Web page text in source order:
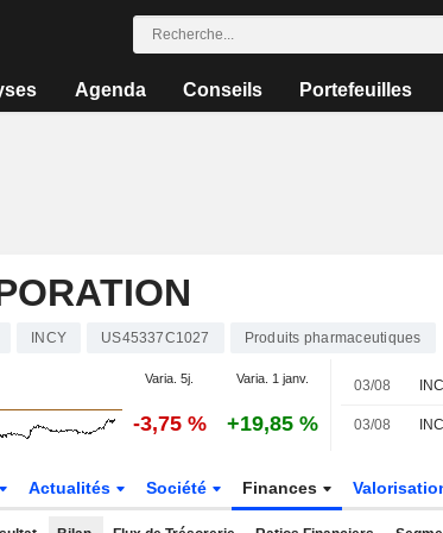
Agenda Conseils Portefeuilles
INCY US45337C1027 Produits pharmaceutiques
Varia. 5j. Varia. 1 janv.
-3,75 % +19,85 %
03/08
03/08
Actualités Société Finances